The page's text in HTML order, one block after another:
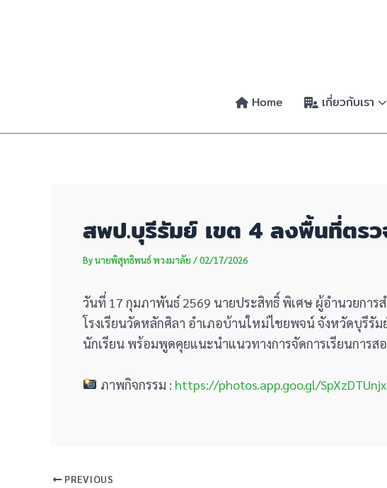
Home เกี่ยวกับเรา
สพป.บุรีรัมย์ เขต 4 ลงพื้นที่ตรว
Byนายพิสุทธิพนธ์ พวงมาลัย/02/17/2026
วันที่ 17 กุมภาพันธ์ 2569 นายประสิทธิ์ พิเศษ ผู้อำนวยการ
โรงเรียนวัดหลักศิลา อำเภอบ้านใหม่ไชยพจน์ จังหวัดบุรีรั
นักเรียน พร้อมพูดคุยแนะนำแนวทางการจัดการเรียนการ
ภาพกิจกรรม : https://photos.app.goo.gl/
PREVIOUS